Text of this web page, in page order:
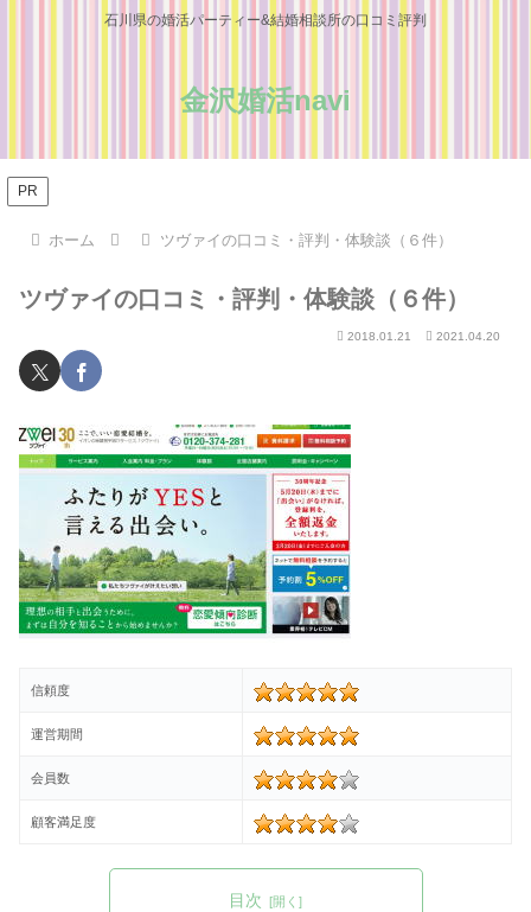
石川県の婚活パーティー&結婚相談所の口コミ評判
金沢婚活navi
PR
ホーム ツヴァイの口コミ・評判・体験談（６件）
ツヴァイの口コミ・評判・体験談（６件）
2018.01.21 2021.04.20
信頼度
運営期間
会員数
顧客満足度
目次